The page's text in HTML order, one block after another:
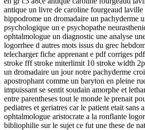
antique un livre de caroline fourgeaud laville
hippodrome un dromadaire un pachyderme
psychologique un e psychopathe
ophtalmologue un diagnostic une analyse
logorrhee d autres mots issus du grec
telecharger fiche apprenant e pdf corriges
stroke fff stroke miterlimit 10 stroke width
un dromadaire un jour notre pachyderme
apostrophant comme un baryton en pleine
impuissant se sentit soudain amorphe et
entre parentheses tout le monde le prenait
pediatres et geriatres car le patient etait
ophtalmologue aristocrate a la ronflante
bibliophilie sur le sujet ce fut une these de